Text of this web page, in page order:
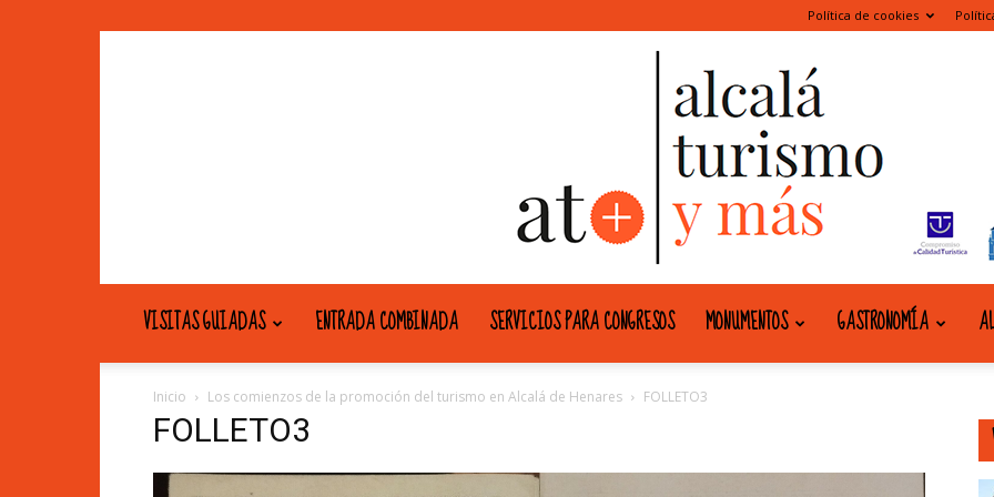
Política de cookies
VISITAS GUIADAS ENTRADA COMBINADA SERVICIOS PARA CONGRESOS MONUMENTOS GASTRONOMÍA
Inicio Los comienzos de la promoción del turismo en Alcalá de Henares FOLLETO3
FOLLETO3